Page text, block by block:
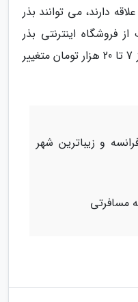
دارند، می توانند بذر
فروشگاه اینترنتی بذر
تهیه نمایند. قیمت هر پاکت بذر از 7 تا 20 هزار تومان متغییر
و زیباترین شهر
مسافرتی